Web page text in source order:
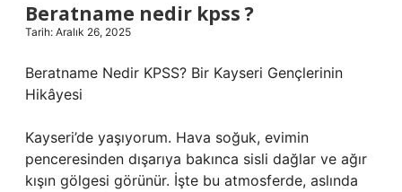
Hakkımızda
Beratname nedir kpss ?
Tarih: Aralık 26, 2025
Beratname Nedir KPSS? Bir Kayseri Gençlerinin
Hikâyesi
Kayseri’de yaşıyorum. Hava soğuk, evimin
penceresinden dışarıya bakınca sisli dağlar ve ağır
kışın gölgesi görünür. İşte bu atmosferde, aslında